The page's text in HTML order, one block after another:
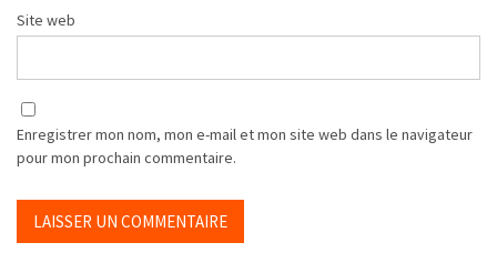
Site web
Enregistrer mon nom, mon e-mail et mon site web dans le navigateur
pour mon prochain commentaire.